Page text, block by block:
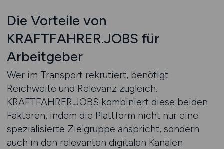
Die Vorteile von
KRAFTFAHRER.JOBS für
Arbeitgeber
Wer im Transport rekrutiert, benötigt
Reichweite und Relevanz zugleich.
KRAFTFAHRER.JOBS kombiniert diese beiden
Faktoren, indem die Plattform nicht nur eine
spezialisierte Zielgruppe anspricht, sondern
auch in den relevanten digitalen Kanälen